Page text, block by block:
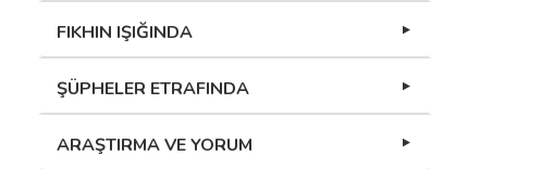
FIKHIN IŞIĞINDA
ŞÜPHELER ETRAFINDA
ARAŞTIRMA VE YORUM